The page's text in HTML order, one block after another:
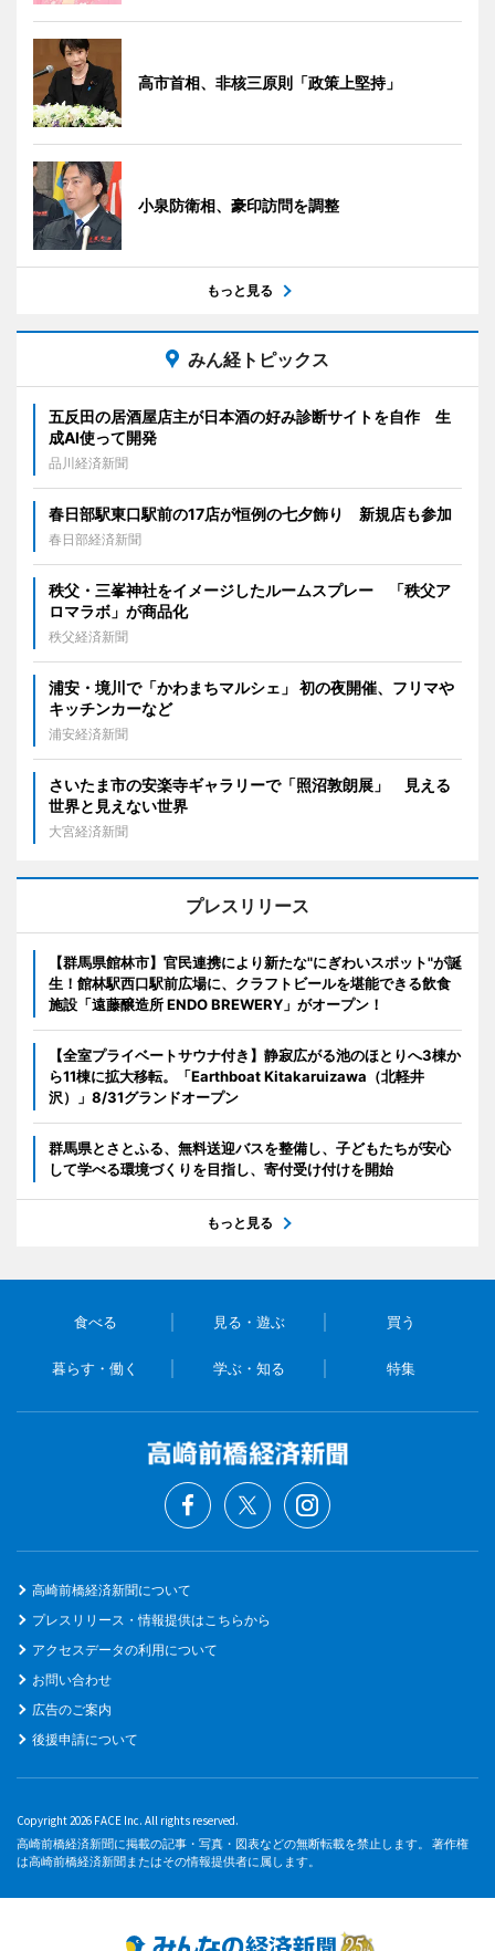
高市首相、非核三原則「政策上堅持」
小泉防衛相、豪印訪問を調整
もっと見る
みん経トピックス
五反田の居酒屋店主が日本酒の好み診断サイトを自作 生
成AI使って開発
品川経済新聞
春日部駅東口駅前の17店が恒例の七夕飾り 新規店も参加
春日部経済新聞
秩父・三峯神社をイメージしたルームスプレー 「秩父ア
ロマラボ」が商品化
秩父経済新聞
浦安・境川で「かわまちマルシェ」 初の夜開催、フリマや
キッチンカーなど
浦安経済新聞
さいたま市の安楽寺ギャラリーで「照沼敦朗展」 見える
世界と見えない世界
大宮経済新聞
プレスリリース
【群馬県館林市】官民連携により新たな"にぎわいスポット"が誕
生！館林駅西口駅前広場に、クラフトビールを堪能できる飲食
施設「遠藤醸造所 ENDO BREWERY」がオープン！
【全室プライベートサウナ付き】静寂広がる池のほとりへ3棟か
ら11棟に拡大移転。「Earthboat Kitakaruizawa（北軽井
沢）」8/31グランドオープン
群馬県とさとふる、無料送迎バスを整備し、子どもたちが安心
して学べる環境づくりを目指し、寄付受け付けを開始
もっと見る
食べる 見る・遊ぶ 買う
暮らす・働く 学ぶ・知る 特集
高崎前橋経済新聞について
プレスリリース・情報提供はこちらから
アクセスデータの利用について
お問い合わせ
広告のご案内
後援申請について
Copyright 2026 FACE Inc. All rights reserved.
高崎前橋経済新聞に掲載の記事・写真・図表などの無断転載を禁止します。 著作権
は高崎前橋経済新聞またはその情報提供者に属します。